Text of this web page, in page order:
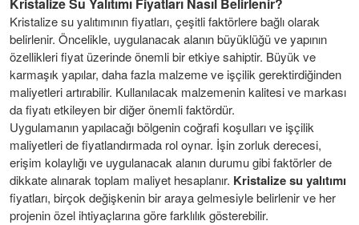
Kristalize su yalıtımının fiyatları, çeşitli faktörlere bağlı olarak
belirlenir. Öncelikle, uygulanacak alanın büyüklüğü ve yapının
özellikleri fiyat üzerinde önemli bir etkiye sahiptir. Büyük ve
karmaşık yapılar, daha fazla malzeme ve işçilik gerektirdiğinden
maliyetleri artırabilir. Kullanılacak malzemenin kalitesi ve markası
da fiyatı etkileyen bir diğer önemli faktördür.
Uygulamanın yapılacağı bölgenin coğrafi koşulları ve işçilik
maliyetleri de fiyatlandırmada rol oynar. İşin zorluk derecesi,
erişim kolaylığı ve uygulanacak alanın durumu gibi faktörler de
dikkate alınarak toplam maliyet hesaplanır. Kristalize su yalıtımı
fiyatları, birçok değişkenin bir araya gelmesiyle belirlenir ve her
projenin özel ihtiyaçlarına göre farklılık gösterebilir.